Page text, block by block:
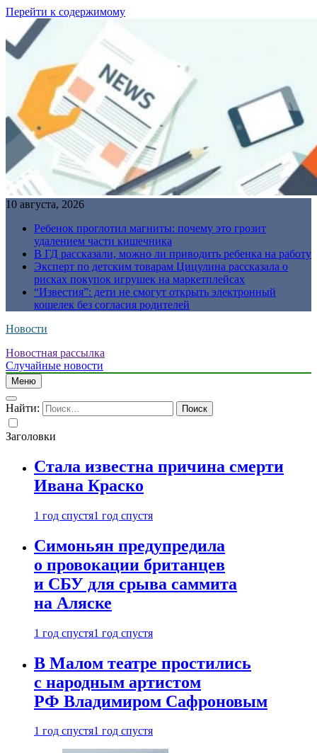
Перейти к содержимому
10 августа, 2026
Ребенок проглотил магниты: почему это грозит
удалением части кишечника
В ГД рассказали, можно ли приводить ребенка на работу
Эксперт по детским товарам Цицулина рассказала о
рисках покупок игрушек на маркетплейсах
“Известия”: дети не смогут открыть электронный
кошелек без согласия родителей
Новости
Новостная рассылка
Случайные новости
Меню
Найти:
Заголовки
Стала известна причина смерти
Ивана Краско
1 год спустя1 год спустя
Симоньян предупредила
о провокации британцев
и СБУ для срыва саммита
на Аляске
1 год спустя1 год спустя
В Малом театре простились
с народным артистом
РФ Владимиром Сафроновым
1 год спустя1 год спустя